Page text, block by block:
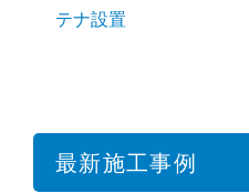
テナ設置
最新施工事例